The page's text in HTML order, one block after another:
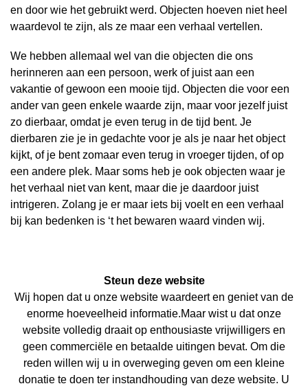
en door wie het gebruikt werd. Objecten hoeven niet heel
waardevol te zijn, als ze maar een verhaal vertellen.
We hebben allemaal wel van die objecten die ons
herinneren aan een persoon, werk of juist aan een
vakantie of gewoon een mooie tijd. Objecten die voor een
ander van geen enkele waarde zijn, maar voor jezelf juist
zo dierbaar, omdat je even terug in de tijd bent. Je
dierbaren zie je in gedachte voor je als je naar het object
kijkt, of je bent zomaar even terug in vroeger tijden, of op
een andere plek. Maar soms heb je ook objecten waar je
het verhaal niet van kent, maar die je daardoor juist
intrigeren. Zolang je er maar iets bij voelt en een verhaal
bij kan bedenken is ‘t het bewaren waard vinden wij.
Steun deze website
Wij hopen dat u onze website waardeert en geniet van de
enorme hoeveelheid informatie.Maar wist u dat onze
website volledig draait op enthousiaste vrijwilligers en
geen commerciële en betaalde uitingen bevat. Om die
reden willen wij u in overweging geven om een kleine
donatie te doen ter instandhouding van deze website. U